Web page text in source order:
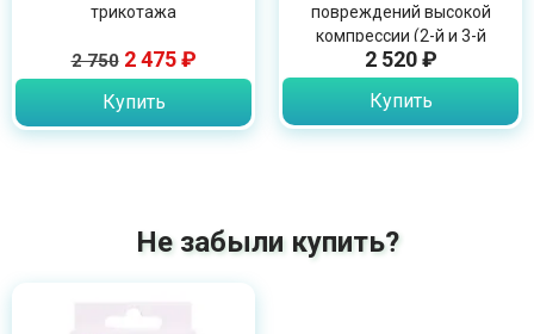
трикотажа
2 750 2 475 ₽
Купить
повреждений высокой
компрессии (2-й и 3-й
классы), OPT ID-01
2 520 ₽
Купить
Не забыли купить?